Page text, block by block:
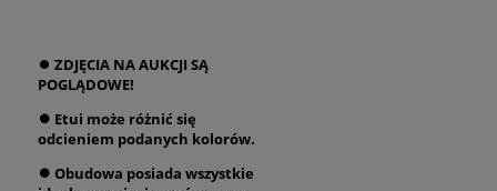
⏺ ZDJĘCIA NA AUKCJI SĄ
POGLĄDOWE!
⏺ Etui może różnić się
odcieniem podanych kolorów.
⏺ Obudowa posiada wszystkie